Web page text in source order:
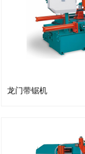
龙门带锯机